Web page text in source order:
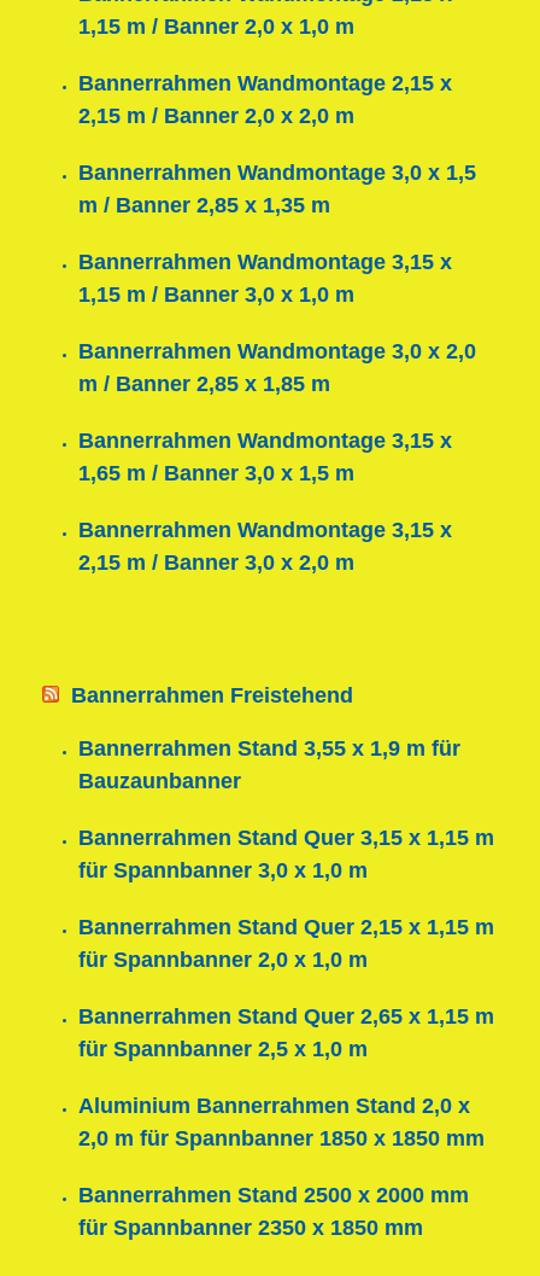
1,15 m / Banner 2,0 x 1,0 m
Bannerrahmen Wandmontage 2,15 x
2,15 m / Banner 2,0 x 2,0 m
Bannerrahmen Wandmontage 3,0 x 1,5
m / Banner 2,85 x 1,35 m
Bannerrahmen Wandmontage 3,15 x
1,15 m / Banner 3,0 x 1,0 m
Bannerrahmen Wandmontage 3,0 x 2,0
m / Banner 2,85 x 1,85 m
Bannerrahmen Wandmontage 3,15 x
1,65 m / Banner 3,0 x 1,5 m
Bannerrahmen Wandmontage 3,15 x
2,15 m / Banner 3,0 x 2,0 m
Bannerrahmen Freistehend
Bannerrahmen Stand 3,55 x 1,9 m für
Bauzaunbanner
Bannerrahmen Stand Quer 3,15 x 1,15 m
für Spannbanner 3,0 x 1,0 m
Bannerrahmen Stand Quer 2,15 x 1,15 m
für Spannbanner 2,0 x 1,0 m
Bannerrahmen Stand Quer 2,65 x 1,15 m
für Spannbanner 2,5 x 1,0 m
Aluminium Bannerrahmen Stand 2,0 x
2,0 m für Spannbanner 1850 x 1850 mm
Bannerrahmen Stand 2500 x 2000 mm
für Spannbanner 2350 x 1850 mm